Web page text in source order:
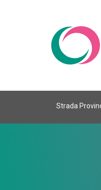
Strada